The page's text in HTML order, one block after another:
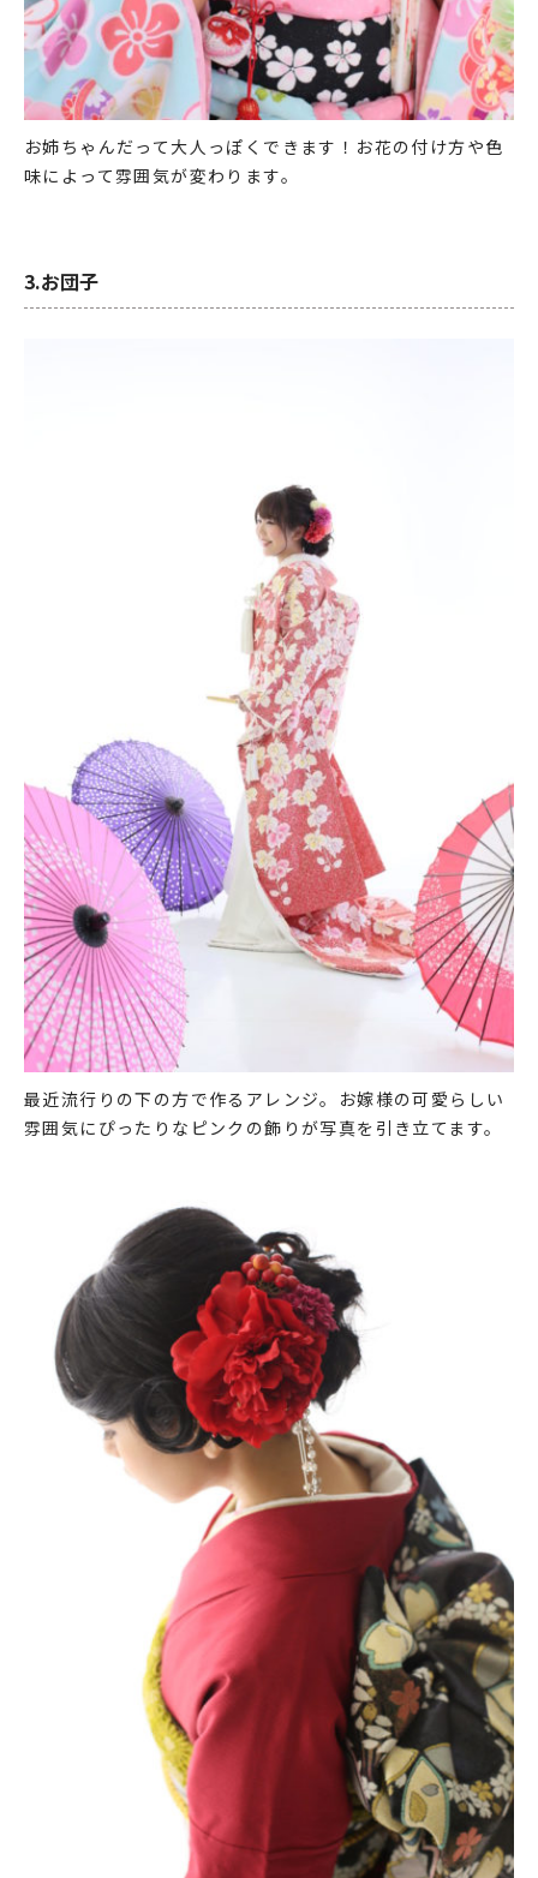
お姉ちゃんだって大人っぽくできます！お花の付け方や色
味によって雰囲気が変わります。
3.お団子
最近流行りの下の方で作るアレンジ。お嫁様の可愛らしい
雰囲気にぴったりなピンクの飾りが写真を引き立てます。